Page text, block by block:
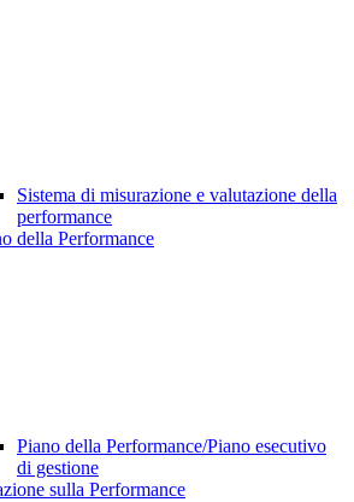
Sistema di misurazione e valutazione della
performance
della Performance
Piano della Performance/Piano esecutivo
di gestione
sulla Performance